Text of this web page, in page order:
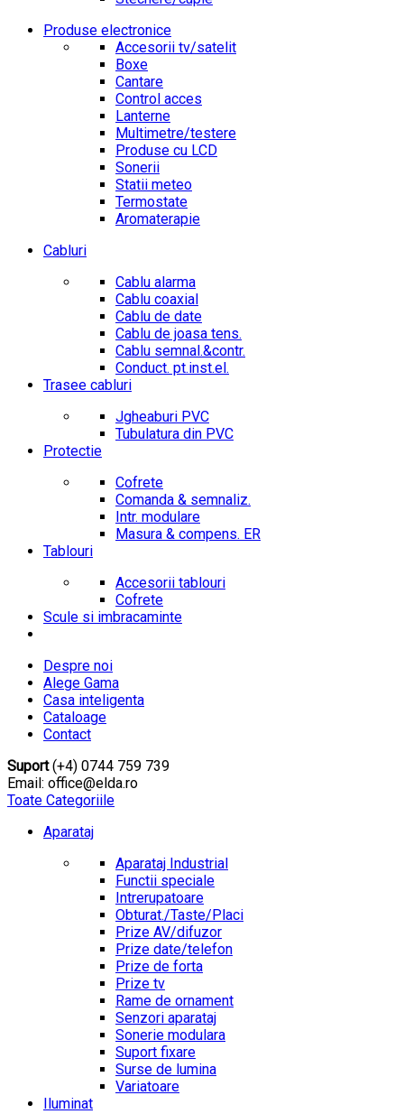
Produse electronice
Accesorii tv/satelit
Boxe
Cantare
Control acces
Lanterne
Multimetre/testere
Produse cu LCD
Sonerii
Statii meteo
Termostate
Aromaterapie
Cabluri
Cablu alarma
Cablu coaxial
Cablu de date
Cablu de joasa tens.
Cablu semnal.&contr.
Conduct. pt.inst.el.
Trasee cabluri
Jgheaburi PVC
Tubulatura din PVC
Protectie
Cofrete
Comanda & semnaliz.
Intr. modulare
Masura & compens. ER
Tablouri
Accesorii tablouri
Cofrete
Scule si imbracaminte
Despre noi
Alege Gama
Casa inteligenta
Cataloage
Contact
Suport(+4) 0744 759 739
Email: office@elda.ro
Toate Categoriile
Aparataj
Aparataj Industrial
Functii speciale
Intrerupatoare
Obturat./Taste/Placi
Prize AV/difuzor
Prize date/telefon
Prize de forta
Prize tv
Rame de ornament
Senzori aparataj
Sonerie modulara
Suport fixare
Surse de lumina
Variatoare
Iluminat